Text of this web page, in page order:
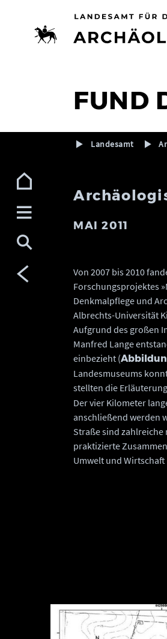
FUND
Landesamt
MAI 2011
Von 2007 bis 2010
Forschungsprojektes
Denkmalpflege und
Albrechts-Universität
Aufgrund des großen
Manfred Lange
einbezieht (
Landesmuseums
stellten die
Der vier Kilometer
anschließend werden
Straße sind
praktizierte
Umwelt und